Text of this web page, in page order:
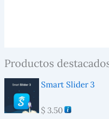
Productos
Smart Slider 3
$3.50